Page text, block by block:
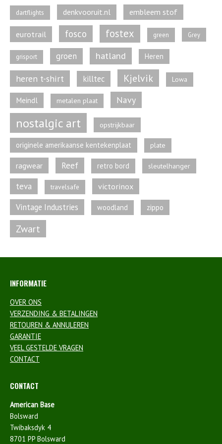
dartflights denkvooruit.nl embleem stof
eurotrail fosco fostex green Grey
grisport groen hatland Heren
heren t-shirt killtec Kjelvik Lowa
Meindl metalen plaat Navy
nostalgic art opstrijkbaar
originele amerikaanse kentekenplaat plate
ragwear Reef retro bord sleutelhanger
teva travelsafe victorinox
Vintage Industries woodland zippo
Zwart
INFORMATIE
OVER ONS
VERZENDING & BETALINGEN
RETOUREN & ANNULEREN
GARANTIE
VEEL GESTELDE VRAGEN
CONTACT
CONTACT
American Base
Bolsward
Twibaksdyk 4
8701 PP Bolsward